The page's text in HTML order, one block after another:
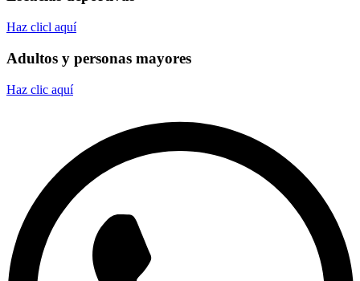
Haz clicl aquí
Adultos y personas mayores
Haz clic aquí